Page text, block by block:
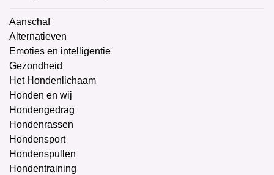
Aanschaf
Alternatieven
Emoties en intelligentie
Gezondheid
Het Hondenlichaam
Honden en wij
Hondengedrag
Hondenrassen
Hondensport
Hondenspullen
Hondentraining